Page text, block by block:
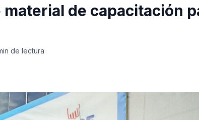
material de capacitación
de lectura